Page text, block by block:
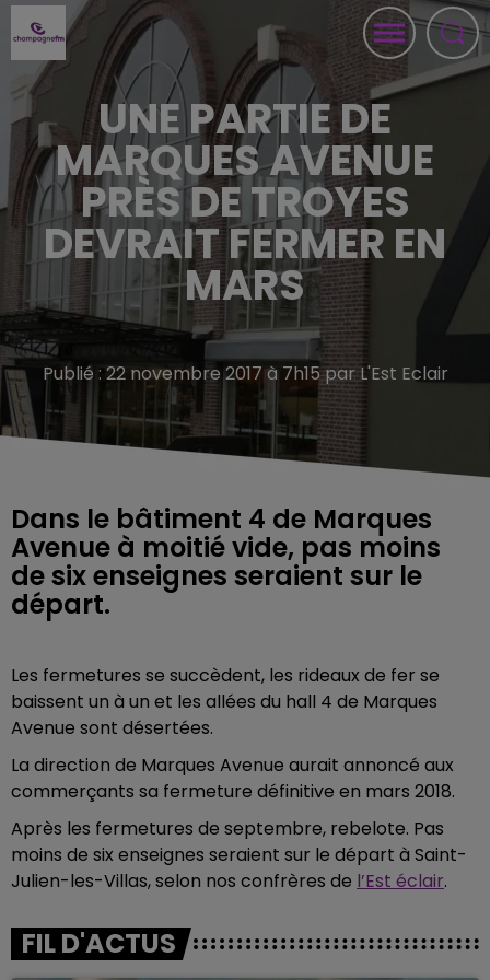
UNE PARTIE DE
MARQUES AVENUE
PRÈS DE TROYES
DEVRAIT FERMER EN
MARS
Publié : 22 novembre 2017 à 7h15 par L'Est Eclair
Dans le bâtiment 4 de Marques
Avenue à moitié vide, pas moins
de six enseignes seraient sur le
départ.
Les fermetures se succèdent, les rideaux de fer se
baissent un à un et les allées du hall 4 de Marques
Avenue sont désertées.
La direction de Marques Avenue aurait annoncé aux
commerçants sa fermeture définitive en mars 2018.
Après les fermetures de septembre, rebelote. Pas
moins de six enseignes seraient sur le départ à Saint-
Julien-les-Villas, selon nos confrères de l’Est éclair.
FIL D'ACTUS